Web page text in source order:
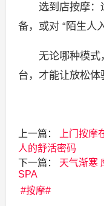
选到店按摩：
备，或对 “陌生人
无论哪种模式
台，才能让放松体
上一篇：
上门按
人的舒活密码
下一篇：
天气渐寒
SPA
按摩